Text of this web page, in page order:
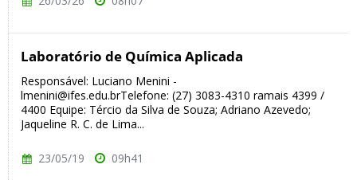
Laboratório de Química Aplicada
Responsável: Luciano Menini -
lmenini@ifes.edu.brTelefone: (27) 3083-4310 ramais 4399 /
4400 Equipe: Tércio da Silva de Souza; Adriano Azevedo;
Jaqueline R. C. de Lima...
23/05/19 09h41